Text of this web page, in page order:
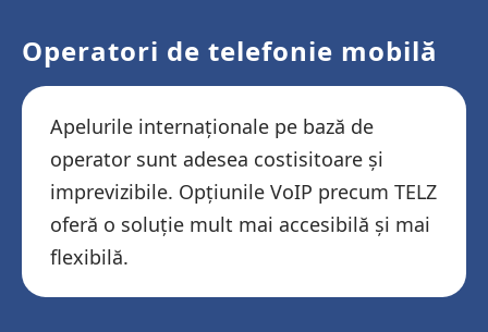
Operatori de telefonie mobilă
Apelurile internaționale pe bază de
operator sunt adesea costisitoare și
imprevizibile. Opțiunile VoIP precum TELZ
oferă o soluție mult mai accesibilă și mai
flexibilă.